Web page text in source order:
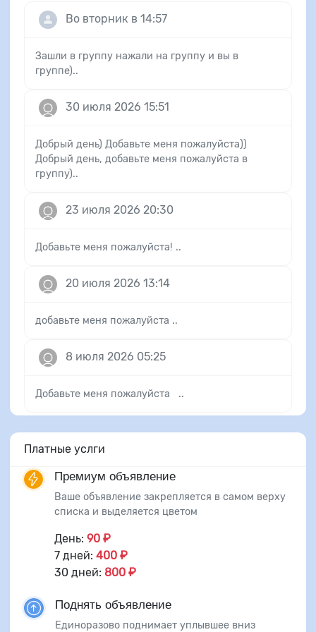
Во вторник в 14:57
Зашли в группу нажали на группу и вы в
группе)..
30 июля 2026 15:51
Добрый день) Добавьте меня пожалуйста))
Добрый день, добавьте меня пожалуйста в
группу)..
23 июля 2026 20:30
Добавьте меня пожалуйста! ..
20 июля 2026 13:14
добавьте меня пожалуйста ..
8 июля 2026 05:25
Добавьте меня пожалуйста ..
Платные услги
Премиум объявление
Ваше объявление закрепляется в самом верху
списка и выделяется цветом
День: 90 ₽
7 дней: 400 ₽
30 дней: 800 ₽
Поднять объявление
Единоразово поднимает уплывшее вниз